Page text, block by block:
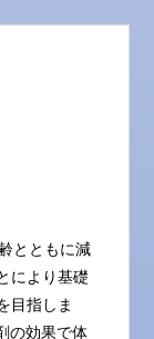
とともに減
により基礎
目指しま
の効果で体